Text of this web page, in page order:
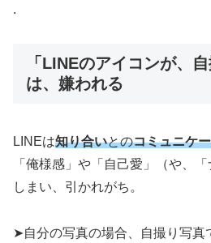
.
「LINEのアイコンが、
は、嫌われる
LINEは知り合いとのコミュニケ
「俺様感」や「自己愛」（や、
しまい、引かれがち。
➤自分の写真の場合、自撮り写真